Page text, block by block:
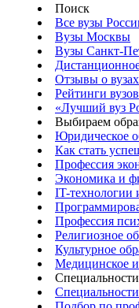
Поиск
Все вузы
Вузы Москвы
Вузы Санкт-
Отзывы о вузах
Рейтинги вузов
«Лучший вуз
Выбираем
Юридическое
Как стать
Профессия
Экономика и
IT-технологии
Профессия
Религиозное
Культурное
Медицинское и
Специальности
Специальности